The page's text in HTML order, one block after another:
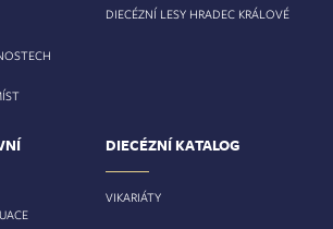
DIECÉZNÍ LESY HRADEC KRÁLOVÉ
DIECÉZNÍ KATALOG
VIKARIÁTY